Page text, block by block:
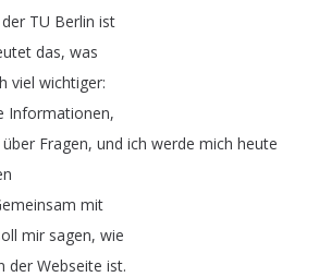
der TU Berlin ist
das, was
viel wichtiger:
Informationen,
über Fragen, und ich werde mich heute
mit
mir sagen, wie
der Webseite ist.